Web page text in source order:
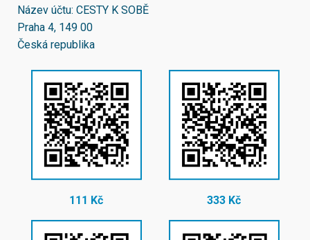
Název účtu: CESTY K SOBĚ
Praha 4, 149 00
Česká republika
111 Kč 333 Kč